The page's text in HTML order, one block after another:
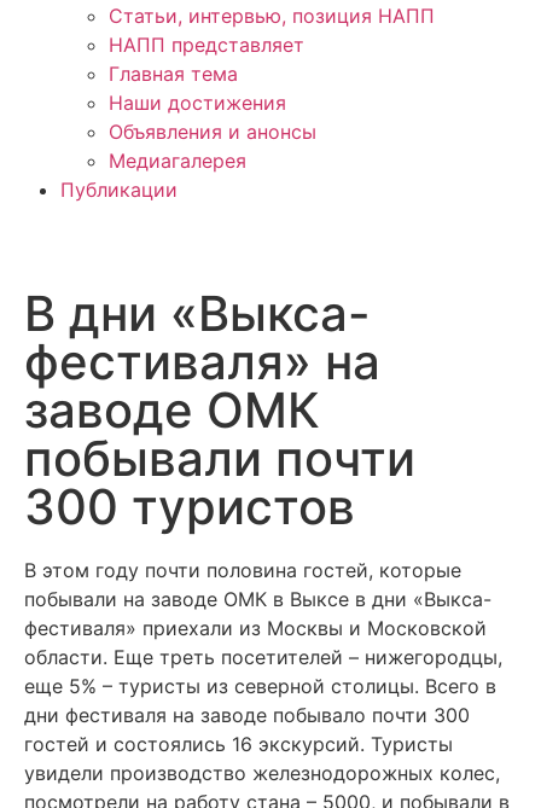
Статьи, интервью, позиция НАПП
НАПП представляет
Главная тема
Наши достижения
Объявления и анонсы
Медиагалерея
Публикации
В дни «Выкса-
фестиваля» на
заводе ОМК
побывали почти
300 туристов
В этом году почти половина гостей, которые
побывали на заводе ОМК в Выксе в дни «Выкса-
фестиваля» приехали из Москвы и Московской
области. Еще треть посетителей – нижегородцы,
еще 5% – туристы из северной столицы. Всего в
дни фестиваля на заводе побывало почти 300
гостей и состоялись 16 экскурсий. Туристы
увидели производство железнодорожных колес,
посмотрели на работу стана – 5000, и побывали в